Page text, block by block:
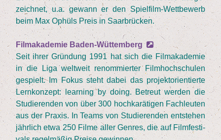
zeich­net, u.a. gewann er den Spiel­film-Wett­be­werb
beim Max Ophüls Preis in Saarbrücken.
Film­aka­de­mie Baden-Wüttemberg
Seit ihrer Grün­dung 1991hat sich die Film­aka­de­mie
in die Liga welt­weit renom­mier­ter Film­hoch­schu­len
gespielt. Im Fokus steht dabei das pro­jekt­ori­en­tier­te
Lern­kon­zept: lear­ning by doing. Betreut wer­den die
Stu­die­ren­den von über300hoch­ka­rä­ti­gen Fach­leu­ten
aus der Pra­xis. In Teams von Stu­die­ren­den ent­ste­hen
jähr­lich etwa 250Fil­me aller Gen­res, die auf Film­fes­ti­